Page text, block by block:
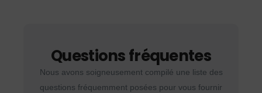
Questions fréquentes
Nous avons soigneusement compilé une liste des
questions fréquemment posées pour vous fournir